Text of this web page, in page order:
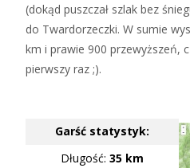
(dokąd puszczał szlak bez
do Twardorzeczki. W sumie
km i prawie 900 przewyższeń,
pierwszy raz ;).
Garść statystyk:
Długość: 35 km